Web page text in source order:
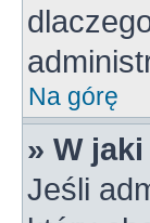
Na górę
» W
Jeśli